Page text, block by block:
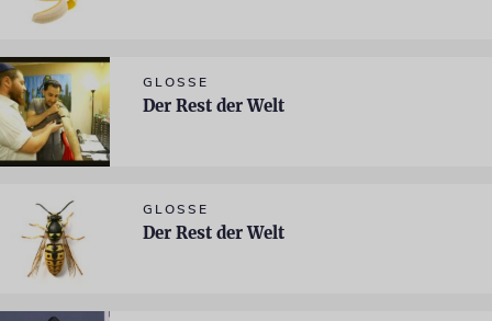
GLOSSE
Der Rest der Welt
GLOSSE
Der Rest der Welt